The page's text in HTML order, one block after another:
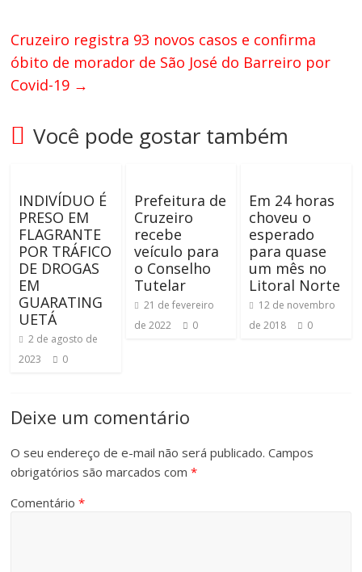
Cruzeiro registra 93 novos casos e confirma
óbito de morador de São José do Barreiro por
Covid-19 →
Você pode gostar também
INDIVÍDUO É
PRESO EM
FLAGRANTE
POR TRÁFICO
DE DROGAS
EM
GUARATING
UETÁ
2 de agosto de
2023
0
Prefeitura de
Cruzeiro
recebe
veículo para
o Conselho
Tutelar
21 de fevereiro
de 2022
0
Em 24 horas
choveu o
esperado
para quase
um mês no
Litoral Norte
12 de novembro
de 2018
0
Deixe um comentário
O seu endereço de e-mail não será publicado. Campos
obrigatórios são marcados com*
Comentário*